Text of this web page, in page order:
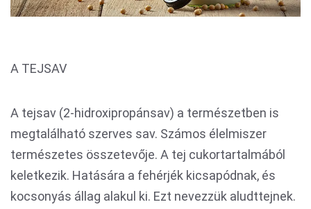
A TEJSAV
A tejsav (2-hidroxipropánsav) a természetben is
megtalálható szerves sav. Számos élelmiszer
természetes összetevője. A tej cukortartalmából
keletkezik. Hatására a fehérjék kicsapódnak, és
kocsonyás állag alakul ki. Ezt nevezzük aludttejnek.